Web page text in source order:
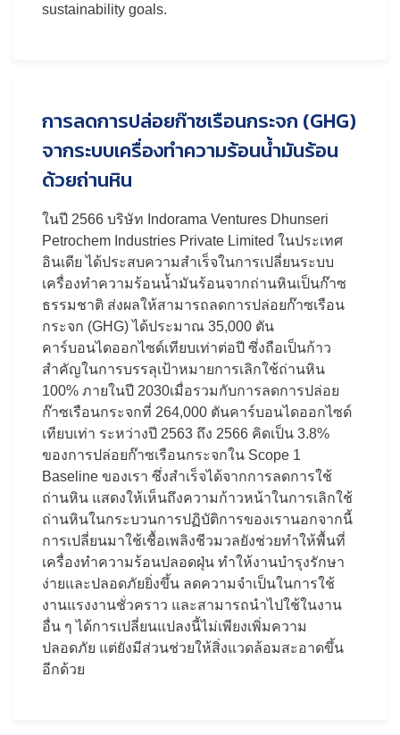
sustainability goals.
การลดการปล่อยก๊าซเรือนกระจก (GHG)
จากระบบเครื่องทำความร้อนน้ำมันร้อน
ด้วยถ่านหิน
ในปี 2566 บริษัท Indorama Ventures Dhunseri
Petrochem Industries Private Limited ในประเทศ
อินเดีย ได้ประสบความสำเร็จในการเปลี่ยนระบบ
เครื่องทำความร้อนน้ำมันร้อนจากถ่านหินเป็นก๊าซ
ธรรมชาติ ส่งผลให้สามารถลดการปล่อยก๊าซเรือน
กระจก (GHG) ได้ประมาณ 35,000 ตัน
คาร์บอนไดออกไซด์เทียบเท่าต่อปี ซึ่งถือเป็นก้าว
สำคัญในการบรรลุเป้าหมายการเลิกใช้ถ่านหิน
100% ภายในปี 2030เมื่อรวมกับการลดการปล่อย
ก๊าซเรือนกระจกที่ 264,000 ตันคาร์บอนไดออกไซด์
เทียบเท่า ระหว่างปี 2563 ถึง 2566 คิดเป็น 3.8%
ของการปล่อยก๊าซเรือนกระจกใน Scope 1
Baseline ของเรา ซึ่งสำเร็จได้จากการลดการใช้
ถ่านหิน แสดงให้เห็นถึงความก้าวหน้าในการเลิกใช้
ถ่านหินในกระบวนการปฏิบัติการของเรานอกจากนี้
การเปลี่ยนมาใช้เชื้อเพลิงชีวมวลยังช่วยทำให้พื้นที่
เครื่องทำความร้อนปลอดฝุ่น ทำให้งานบำรุงรักษา
ง่ายและปลอดภัยยิ่งขึ้น ลดความจำเป็นในการใช้
งานแรงงานชั่วคราว และสามารถนำไปใช้ในงาน
อื่น ๆ ได้การเปลี่ยนแปลงนี้ไม่เพียงเพิ่มความ
ปลอดภัย แต่ยังมีส่วนช่วยให้สิ่งแวดล้อมสะอาดขึ้น
อีกด้วย